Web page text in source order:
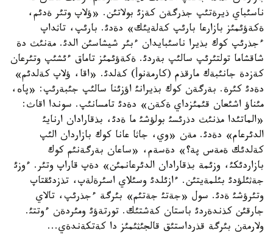
ناسئباي ذيرةتئپ جذرگةن كةزئ بولاتئن. «ؤلاپ وتئر ةدئم،
ةكةؤئمئز بازارعا بارئپ كةلةيئك» دةدئ. بارئپ، تاثداپ
ءجذرئپ كوك بذيرا ناسئبايدان ءبئر شيشاسئن الدئ. مةنئث دة
شاقشاما تولتئرئپ سالئپ بةردئ. ةكةؤئمئز تاماق ءئشئپ وتئرعان
كةزدة جانئبةك مارقذم (كارمةنوأ) كةلدئ. «اقا، ؤلاپ كةلدئم»
دةدئ كئرة. بةرگةن كوك بذيرانئ اؤزئنا سالئپ جئبةرئپ: «پاه،
مئناؤ اشئعان قئمئزداي ةكةن» دةدئ تامسانئپ. سوندا اقاث:
«الماتئدا مذنئث دذرئسئ بولؤشئ ما ةدئ، بذقارادان ارنايئ
الدئرعام» دةدئ. مةن «وي، جاثا عانا كوك بازاردان الئپ
كةلدئك ةمةس پة؟» دةسةم، «ساعان بةرگةنئم كوك
بازاردئكئ، وزئمة بذقارادان الدئرعانمئن» دةپ قاراپ وتئر. ءوزئ
جةثئلؤدئ بئلمةيتئن. ءازئلدئ وسئلاي اسئرةلةپ، تذزدئقتاپ
وتئرؤشئ ةدئ. سول «جةتئ جةتئم» بئرگة ءجذرئپ، تالاي
جارقئن كذندةردئ باستان كةشتئك. تورتةؤئ ومئردةن ءوتتئ.
ولارمةن بئرگة قذرداستئق قالجئثئمئز دا كةتكةندةي...